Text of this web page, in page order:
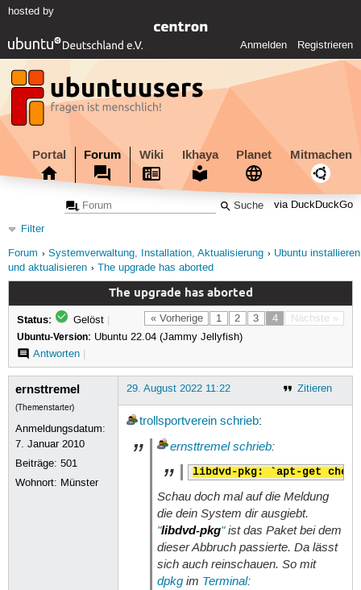
hosted by
Anmelden Registrieren
Portal Forum Wiki Ikhaya Planet Mitmachen
via DuckDuckGo
Filter
Forum
Systemverwaltung, Installation, Aktualisierung
Ubuntu installieren
und aktualisieren
The upgrade has aborted
The upgrade has aborted
« Vorherige 1 2 3 4 Nächste »
Status: Gelöst |
Ubuntu-Version: Ubuntu 22.04 (Jammy Jellyfish)
Antworten|
ernsttremel
(Themenstarter)
Anmeldungsdatum:
7. Januar 2010
Beiträge:501
Wohnort: Münster
Zitieren
29. August 2022 11:22
trollsportverein schrieb:
ernsttremel schrieb:
libdvd-pkg: `apt-get
Schau doch mal auf die Meldung
die dein System dir ausgiebt.
"libdvd-pkg"ist das Paket bei dem
dieser Abbruch passierte. Da lässt
sich auch reinschauen. So mit
dpkgim Terminal: